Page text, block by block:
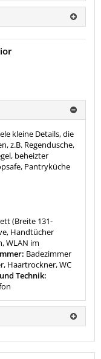
kleine Details, die
z.B. Regendusche,
beheizter
Pantryküche
(Breite 131-
Handtücher
WLAN im
Badezimmer
Haartrockner, WC
Technik: